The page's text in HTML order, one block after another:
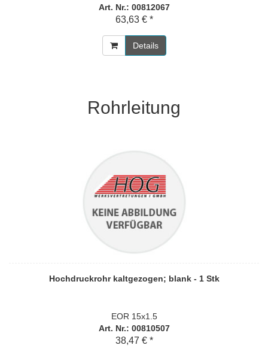
Art. Nr.: 00812067
63,63 € *
Details
Rohrleitung
Hochdruckrohr kaltgezogen; blank - 1 Stk
EOR 15x1.5
Art. Nr.: 00810507
38,47 € *